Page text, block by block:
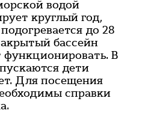
водой
круглый год,
до 28
бассейн
функционировать. В
дети
Для посещения
справки